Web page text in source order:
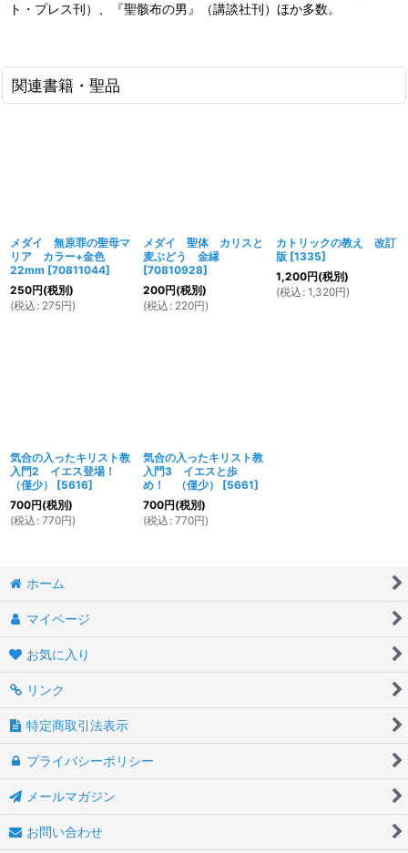
ト・プレス刊）、『聖骸布の男』（講談社刊）ほか多数。
関連書籍・聖品
メダイ 無原罪の聖母マ
リア カラー+金色
22mm [70811044]
250円(税別)
(税込 : 275円)
メダイ 聖体 カリスと
麦ぶどう 金縁
[70810928]
200円(税別)
(税込 : 220円)
カトリックの教え 改訂
版 [1335]
1,200円(税別)
(税込 : 1,320円)
気合の入ったキリスト教
入門2 イエス登場！
（僅少）
[5616]
700円(税別)
(税込 : 770円)
気合の入ったキリスト教
入門3 イエスと歩
め！ （僅少）
[5661]
700円(税別)
(税込 : 770円)
ホーム
マイページ
お気に入り
リンク
特定商取引法表示
プライバシーポリシー
メールマガジン
お問い合わせ